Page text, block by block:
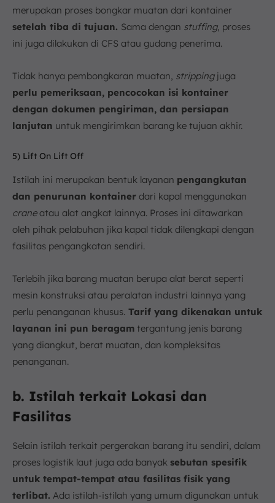
merupakan proses bongkar muatan dari kontainer
setelah tiba di tujuan. Sama dengan stuffing, proses
ini juga dilakukan di CFS atau gudang penerima.
Tidak hanya pembongkaran muatan, strippingjuga
perlu pemeriksaan, pencocokan isi kontainer
dengan dokumen pengiriman, dan persiapan
lanjutan untuk mengirimkan barang ke tujuan akhir.
5) Lift On Lift Off
Istilah ini merupakan bentuk layanan pengangkutan
dan penurunan kontainer dari kapal menggunakan
craneatau alat angkat lainnya. Proses ini ditawarkan
oleh pihak pelabuhan jika kapal tidak dilengkapi dengan
fasilitas pengangkatan sendiri.
Terlebih jika barang muatan berupa alat berat seperti
mesin konstruksi atau peralatan industri lainnya yang
perlu penanganan khusus. Tarif yang dikenakan untuk
layanan ini pun beragam tergantung jenis barang
yang diangkut, berat muatan, dan kompleksitas
penanganan.
b. Istilah terkait Lokasi dan
Fasilitas
Selain istilah terkait pergerakan barang itu sendiri, dalam
proses logistik laut juga ada banyak sebutan spesifik
untuk tempat-tempat atau fasilitas fisik yang
terlibat. Ada istilah-istilah yang umum digunakan untuk